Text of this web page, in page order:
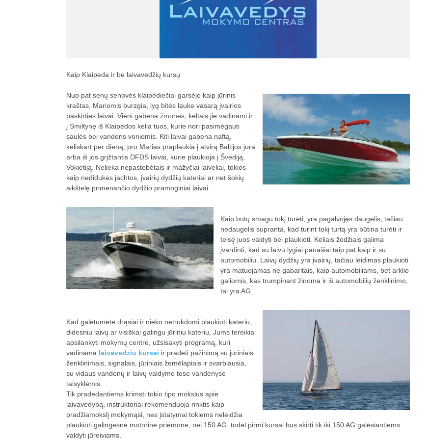
Kaip Klaipėda ir be laivavedžių kursų
Nuo pat senų senovės klaipėdiečiai garsėjo kaip jūrinis
kraštas, Mariomis burzgia, lyg bitės lauke vasarą įvairios
paskirties laivai. Vieni gabena žmones, keltais jie vadinami ir
į Smiltynę iš Klaipėdos kelia tuos, kurie nori pasimėgauti
saulės bei vandens voniomis. Kiti laivai gabena naftą,
keliskart per dieną, pro Marias praplaukia į atvirą Baltijos jūra
arba iš jos grįžtantis DFDS laivai, kurie plaukioja į Švediją,
Vokietiją. Nelieka nepastebėtais ir mažyčiai laiveliai, tokios
kaip nedidukės jachtos, įvairių dydžių kateriai ar net šokių
aikštelę primenančio dydžio pramoginiai laivai.
Kaip būtų smagu tokį turėti, yra pagalvojęs daugelis, tačiau
nedaugelis supranta, kad turint tokį turtą yra būtina turėti ir
teisę juos valdyti bei plaukioti. Keliais žodžiais galima
įvardinti, kad su laivu lygiai panašiai taip pat kaip ir su
automobiliu. Laivų dydžių yra įvairių, tačiau leidimas plaukioti
yra matuojamas ne gabaritais, kaip automobiliams, bet arklio
galiomis, kas trumpinant žinoma ir iš automobilių ženklinimo,
tai yra AG.
Kad galėtumėte drąsiai ir nieko netrukdomi plaukioti kateriu,
didesniu laivų ar visiškai galingu jūriniu kateriu, Jums tereikia
apsilankyti mokymų centre, užsisakyti programą, kuri
vadinama laivavedziu kursai ir pradėti pažinimą su jūriniais
ženklinimais, signalais, jūriniais žemėlapiais ir svarbiausia,
su vidaus vandenų ir laivų valdymo tose vandenyse
taisyklėmis.
Tik pradedantiems krimsti tokio tipo mokslus apie
laivavedybą, instruktoriai rekomenduoja rinktis kaip
pradžiamokslį mokymąsi, nes įstatymai tokiems neleidžia
plaukioti galingesne motorine priemone, nei 150 AG, todėl pirmi kursai bus skirti tik iki 150 AG galėsiantiems
valdyti jūreiviams.